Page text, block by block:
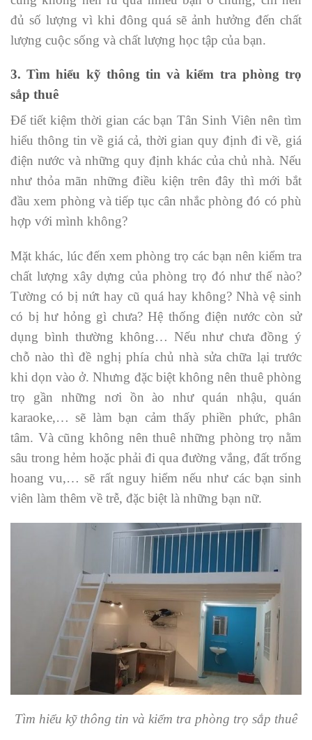
đủ số lượng vì khi đông quá sẽ ảnh hưởng đến chất
lượng cuộc sống và chất lượng học tập của bạn.
3. Tìm hiểu kỹ thông tin và kiểm tra phòng trọ
sắp thuê
Để tiết kiệm thời gian các bạn Tân Sinh Viên nên tìm
hiểu thông tin về giá cả, thời gian quy định đi về, giá
điện nước và những quy định khác của chủ nhà. Nếu
như thỏa mãn những điều kiện trên đây thì mới bắt
đầu xem phòng và tiếp tục cân nhắc phòng đó có phù
hợp với mình không?
Mặt khác, lúc đến xem phòng trọ các bạn nên kiểm tra
chất lượng xây dựng của phòng trọ đó như thế nào?
Tường có bị nứt hay cũ quá hay không? Nhà vệ sinh
có bị hư hỏng gì chưa? Hệ thống điện nước còn sử
dụng bình thường không… Nếu như chưa đồng ý
chỗ nào thì đề nghị phía chủ nhà sửa chữa lại trước
khi dọn vào ở. Nhưng đặc biệt không nên thuê phòng
trọ gần những nơi ồn ào như quán nhậu, quán
karaoke,… sẽ làm bạn cảm thấy phiền phức, phân
tâm. Và cũng không nên thuê những phòng trọ nằm
sâu trong hẻm hoặc phải đi qua đường vắng, đất trống
hoang vu,… sẽ rất nguy hiểm nếu như các bạn sinh
viên làm thêm về trễ, đặc biệt là những bạn nữ.
Tìm hiểu kỹ thông tin và kiểm tra phòng trọ sắp thuê